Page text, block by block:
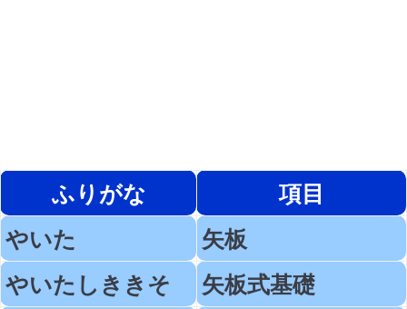
ふりがな
項目
やいた
矢板
やいたしききそ
矢板式基礎